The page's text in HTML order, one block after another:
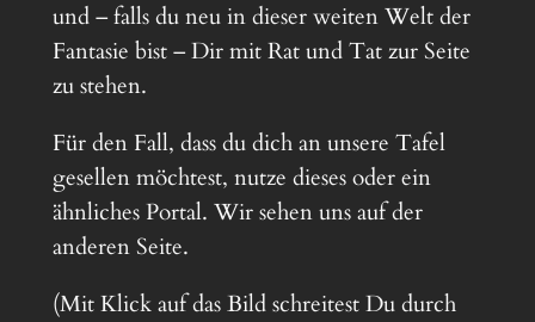
und – falls du neu in dieser weiten Welt der
Fantasie bist – Dir mit Rat und Tat zur Seite
zu stehen.
Für den Fall, dass du dich an unsere Tafel
gesellen möchtest, nutze dieses oder ein
ähnliches Portal. Wir sehen uns auf der
anderen Seite.
(Mit Klick auf das Bild schreitest Du durch